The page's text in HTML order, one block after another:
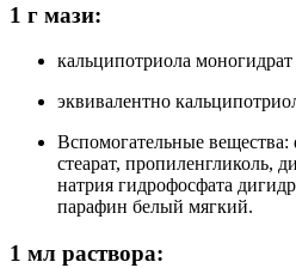
1 г мази:
кальципотриола
эквивалентно
Вспомогательные вещества:
стеарат, пропиленгликоль,
натрия гидрофосфата
парафин белый мягкий.
1 мл раствора: